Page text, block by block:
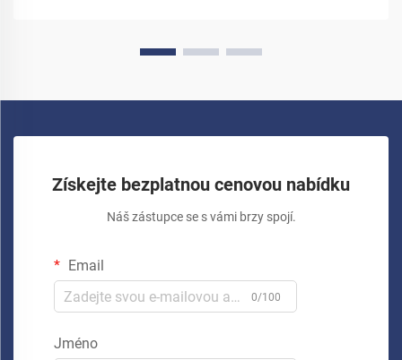
Získejte bezplatnou cenovou nabídku
Náš zástupce se s vámi brzy spojí.
Email
0/100
Jméno